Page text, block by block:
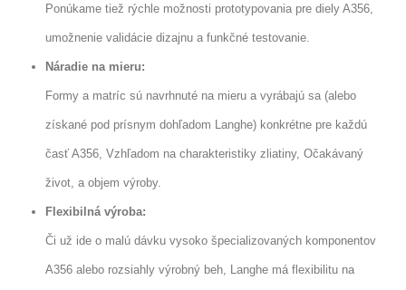
Ponúkame tiež rýchle možnosti prototypovania pre diely A356,
umožnenie validácie dizajnu a funkčné testovanie.
Náradie na mieru:
Formy a matríc sú navrhnuté na mieru a vyrábajú sa (alebo
získané pod prísnym dohľadom Langhe) konkrétne pre každú
časť A356, Vzhľadom na charakteristiky zliatiny, Očakávaný
život, a objem výroby.
Flexibilná výroba:
Či už ide o malú dávku vysoko špecializovaných komponentov
A356 alebo rozsiahly výrobný beh, Langhe má flexibilitu na